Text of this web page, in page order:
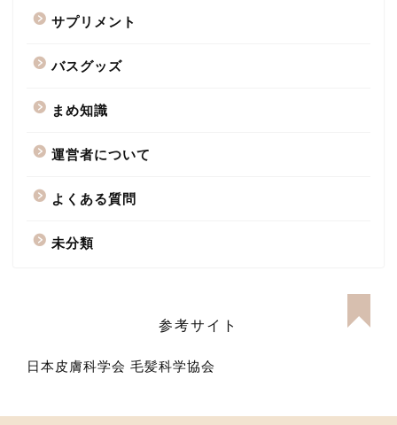
サプリメント
バスグッズ
まめ知識
運営者について
よくある質問
未分類
参考サイト
日本皮膚科学会 毛髪科学協会